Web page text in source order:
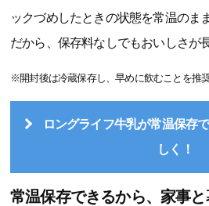
ックづめしたときの状態を常温のま
だから、保存料なしでもおいしさが
※開封後は冷蔵保存し、早めに飲むことを推奨
ロングライフ牛乳が常温保存
しく！
常温保存できるから、家事と